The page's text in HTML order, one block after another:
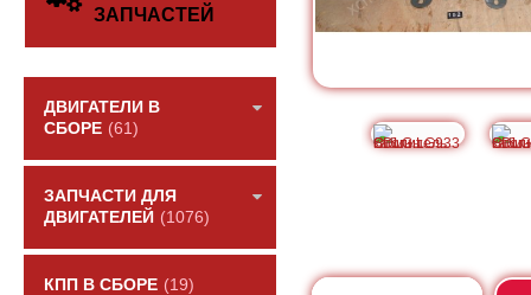
ЗАПЧАСТЕЙ
ДВИГАТЕЛИ В
СБОРЕ (61)
ЗАПЧАСТИ ДЛЯ
ДВИГАТЕЛЕЙ (1076)
КПП В СБОРЕ (19)